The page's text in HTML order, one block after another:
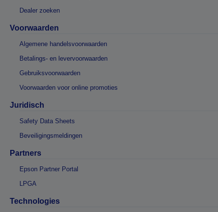
Dealer zoeken
Voorwaarden
Algemene handelsvoorwaarden
Betalings- en levervoorwaarden
Gebruiksvoorwaarden
Voorwaarden voor online promoties
Juridisch
Safety Data Sheets
Beveiligingsmeldingen
Partners
Epson Partner Portal
LPGA
Technologies